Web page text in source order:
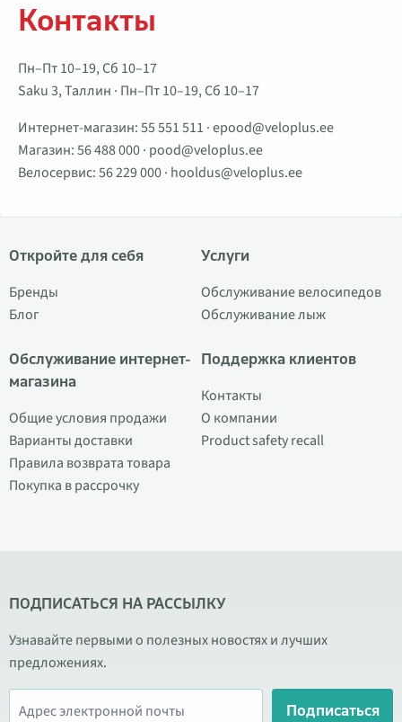
Контакты
Пн–Пт 10–19, Сб 10–17
Saku 3, Таллин · Пн–Пт 10–19, Сб 10–17
Интернет-магазин:55 551 511 ·epood@veloplus.ee
Магазин:56 488 000· pood@veloplus.ee
Велосервис:56 229 000· hooldus@veloplus.ee
Откройте для себя
Бренды
Блог
Обслуживание интернет-
магазина
Общие условия продажи
Варианты доставки
Правила возврата товара
Покупка в рассрочку
Услуги
Обслуживание велосипедов
Обслуживание лыж
Поддержка клиентов
Контакты
О компании
Product safety recall
ПОДПИСАТЬСЯ НА РАССЫЛКУ
Узнавайте первыми о полезных новостях и лучших
предложениях.
Подписаться